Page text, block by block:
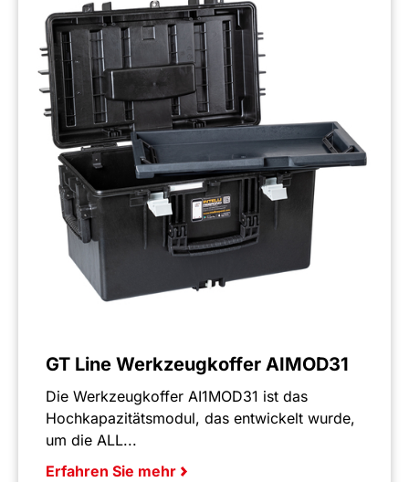
GT Line Werkzeugkoffer AIMOD31
Die Werkzeugkoffer AI1MOD31 ist das
Hochkapazitätsmodul, das entwickelt wurde,
um die ALL...
Erfahren Sie mehr